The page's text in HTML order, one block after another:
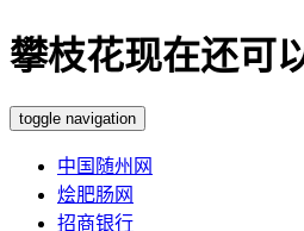
攀枝花现在还可
toggle navigation
中国随州网
烩肥肠网
招商银行